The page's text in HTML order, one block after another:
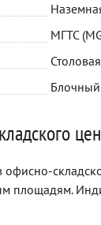
МГТС
Блочный
офисно-
площадям.